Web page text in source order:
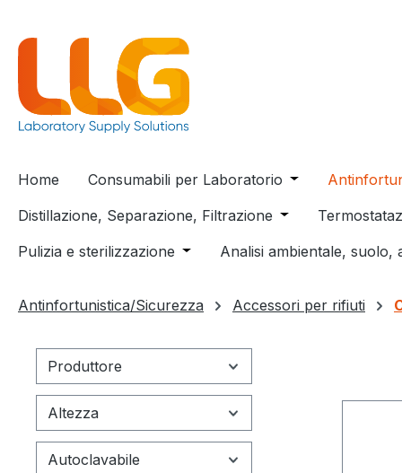
Home Consumabili per Laboratorio Open or close
Distillazione, Separazione, Filtrazione Open or close
Pulizia e sterilizzazione Open or close the dropdown
Analisi ambientale, suolo,
Antinfortunistica/Sicurezza Accessori per rifiuti
Produttore
Altezza
Autoclavabile